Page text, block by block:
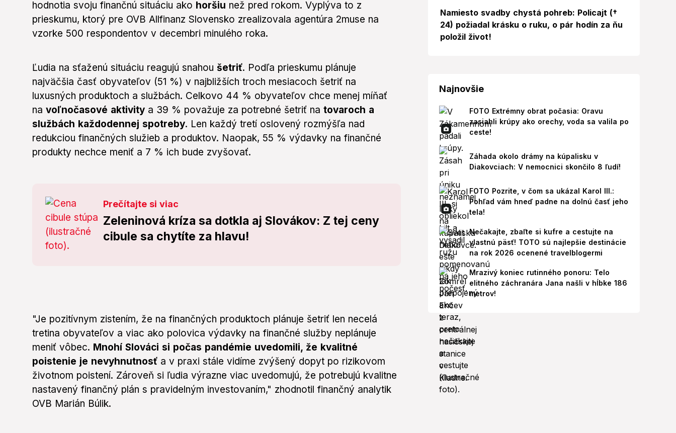
hodnotia svoju finančnú situáciu ako horšiu než pred rokom. Vyplýva to z
prieskumu, ktorý pre OVB Allfinanz Slovensko zrealizovala agentúra 2muse na
vzorke 500 respondentov v decembri minulého roka.
Ľudia na sťaženú situáciu reagujú snahou šetriť. Podľa prieskumu plánuje
najväčšia časť obyvateľov (51 %) v najbližších troch mesiacoch šetriť na
luxusných produktoch a službách. Celkovo 44 % obyvateľov chce menej míňať
na voľnočasové aktivity a 39 % považuje za potrebné šetriť na tovaroch a
službách každodennej spotreby. Len každý tretí oslovený rozmýšľa nad
redukciou finančných služieb a produktov. Naopak, 55 % výdavky na finančné
produkty nechce meniť a 7 % ich bude zvyšovať.
Prečítajte si viac
Zeleninová kríza sa dotkla aj Slovákov: Z tej ceny
cibule sa chytíte za hlavu!
"Je pozitívnym zistením, že na finančných produktoch plánuje šetriť len necelá
tretina obyvateľov a viac ako polovica výdavky na finančné služby neplánuje
meniť vôbec. Mnohí Slováci si počas pandémie uvedomili, že kvalitné
poistenie je nevyhnutnosť a v praxi stále vidíme zvýšený dopyt po rizikovom
životnom poistení. Zároveň si ľudia výrazne viac uvedomujú, že potrebujú kvalitne
nastavený finančný plán s pravidelným investovaním," zhodnotil finančný analytik
OVB Marián Búlik.
Namiesto svadby chystá pohreb: Policajt (†
24) požiadal krásku o ruku, o pár hodín za ňu
položil život!
Najnovšie
FOTO Extrémny obrat počasia: Oravu
zasiahli krúpy ako orechy, voda sa valila po
ceste!
Záhada okolo drámy na kúpalisku v
Diakovciach: V nemocnici skončilo 8 ľudí!
FOTO Pozrite, v čom sa ukázal Karol III.:
Pohľad vám hneď padne na dolnú časť jeho
tela!
Nečakajte, zbaľte si kufre a cestujte na
vlastnú päsť! TOTO sú najlepšie destinácie
na rok 2026 ocenené travelblogermi
Mrazivý koniec rutinného ponoru: Telo
elitného záchranára Jana našli v hĺbke 186
metrov!